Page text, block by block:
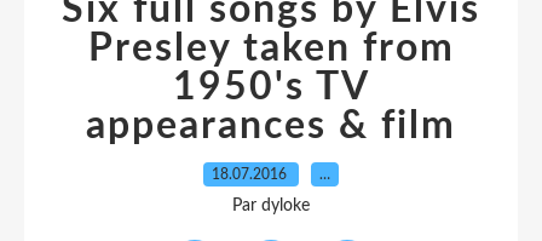
Six full songs by Elvis
Presley taken from
1950's TV
appearances & film
18.07.2016 …
Par dyloke